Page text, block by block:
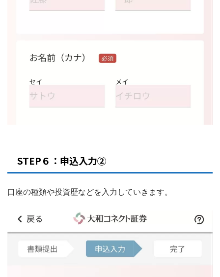
STEP６：申込入力②
口座の種類や投資歴などを入力していきます。